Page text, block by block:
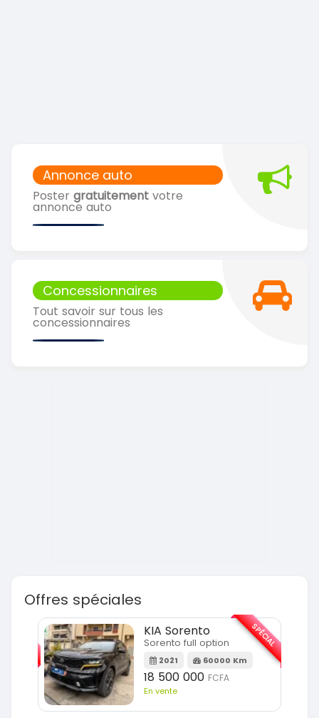
Annonce auto
Poster gratuitement votre
annonce auto
Concessionnaires
Tout savoir sur tous les
concessionnaires
Offres spéciales
KIA Sorento
Sorento full option
2021 60000 Km
18 500 000 FCFA
En vente
SPÉCIAL